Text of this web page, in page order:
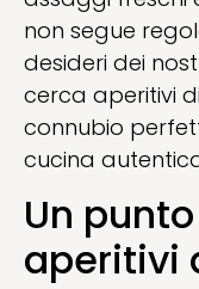
non segue
desideri dei
cerca aperitivi
connubio
cucina
Un
aperitivi